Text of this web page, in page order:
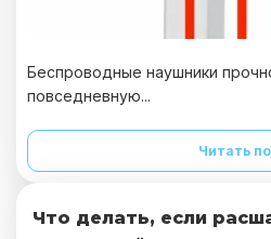
Беспроводные наушники
повседневную...
Читать
Что делать, если